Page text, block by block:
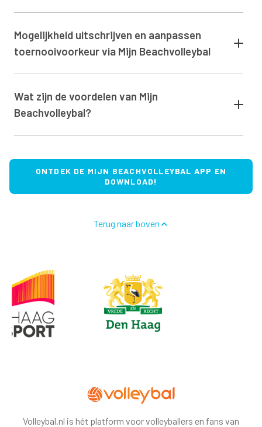
Mogelijkheid uitschrijven en aanpassen
toernooivoorkeur via Mijn Beachvolleybal
Wat zijn de voordelen van Mijn
Beachvolleybal?
ONTDEK DE MIJN BEACHVOLLEYBAL APP EN
DOWNLOAD!
Terug naar boven
Volleybal.nl is hét platform voor volleyballers en fans van